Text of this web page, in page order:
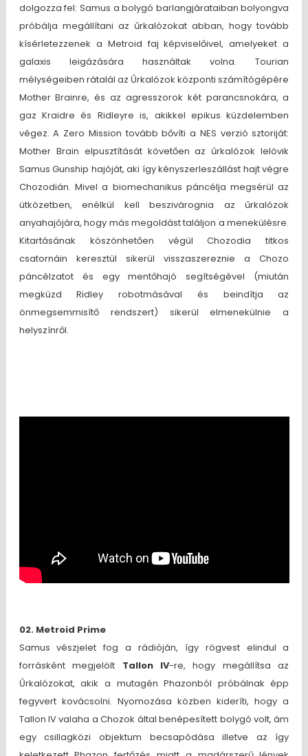
dolgozza fel: Samus a bolygó barlangjárataiban bolyongva
próbálja megállítani az űrkalózokat abban, hogy tovább
kísérletezzenek a Metroid faj képviselőivel, amelyeket a
galaxis leigázására használtak volna. Tourian
mélységeiben rátalál az Űrkalózok központi számítógépére
Mother Brainre, és az agresszorok két parancsnokára, a
gaz Kraidre és Ridleyre is, akikkel epikus küzdelemben
végez. A Zero Mission tovább bővíti a NES verzió sztoriját:
Mother Brain elpusztítását követően az űrkalózok lelövik
Samus Gunship hajóját, aki így kényszerleszállást hajt végre
Chozodián. Mivel a biomechanikus páncélja megsérül az
ütközetben, enélkül kell beszivárognia az űrkalózok
anyahajójára, hogy más megoldást találjon a menekülésre.
Kitartásának köszönhetően végül Chozodia titkos
csatornáin keresztül sikerül visszaszereznie a Chozo
páncélzatot és egy mentőhajó segítségével (miután
megküzd Ridley robotmásával és beindítja az
önmegsemmisítő rendszert) sikerül elmenekülnie a
helyszínről.
02. Metroid Prime
Samus vészjelet fog a rádióján, így rögvest elindul a
forrásként megjelölt Tallon IV-re, hogy megállítsa az
Űrkalózokat, akik a mutagén Phazonból próbálnak épp
fegyvert kovácsolni. Nyomozása közben kideríti, hogy a
Tallon IV valaha a Chozok által benépesített bolygó volt, ám
egy csillagközi objektum becsapódása illetve az így